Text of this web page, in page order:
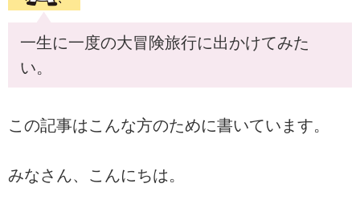
一生に一度の大冒険旅行に出かけてみた
い。
この記事はこんな方のために書いています。
みなさん、こんにちは。